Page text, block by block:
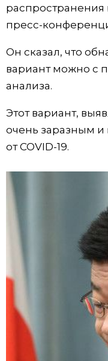
Жизнь
Технологии
Токио
От редакции
распространения
пресс-
Он сказал, что
вариант можно с
анализа.
Этот вариант,
очень заразным и
от COVID-19.